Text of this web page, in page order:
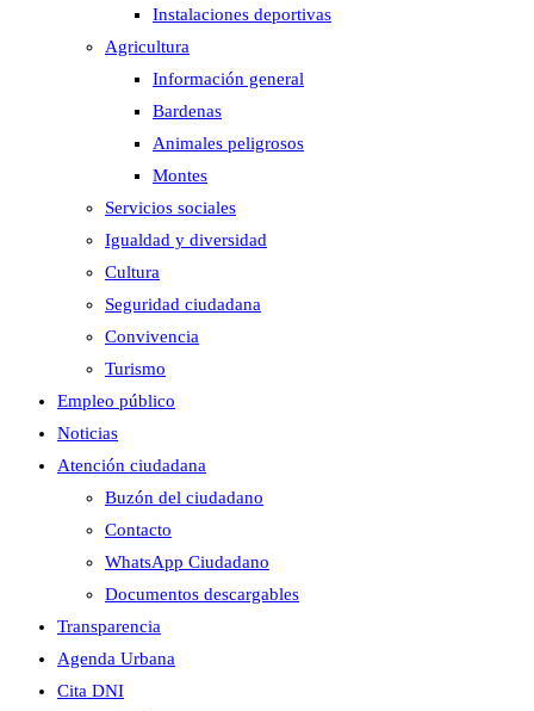
Instalaciones deportivas
Agricultura
Información general
Bardenas
Animales peligrosos
Montes
Servicios sociales
Igualdad y diversidad
Cultura
Seguridad ciudadana
Convivencia
Turismo
Empleo público
Noticias
Atención ciudadana
Buzón del ciudadano
Contacto
WhatsApp Ciudadano
Documentos descargables
Transparencia
Agenda Urbana
Cita DNI